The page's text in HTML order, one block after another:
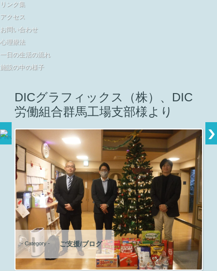
リンク集
アクセス
お問い合わせ
心理療法
一日の生活の流れ
施設の中の様子
DICグラフィックス（株）、DIC
労働組合群馬工場支部様より
- Category - ご支援/ブログ